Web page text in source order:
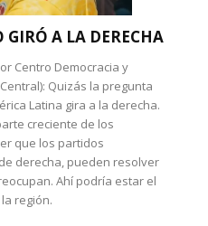
A LA DERECHA
Centro Democracia y
Quizás la pregunta
Latina gira a la derecha.
creciente de los
que los partidos
derecha, pueden resolver
Ahí podría estar el
región.